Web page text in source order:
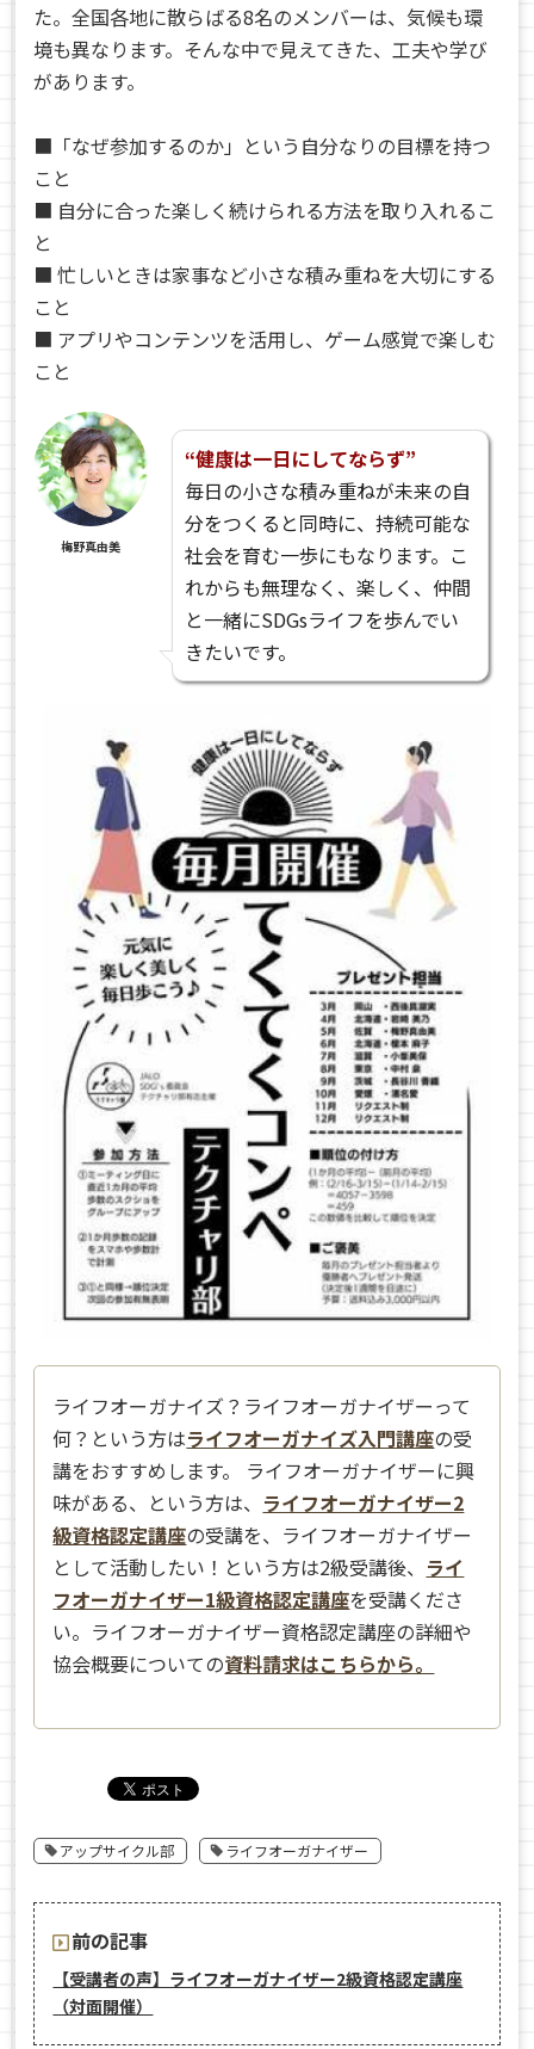
た。全国各地に散らばる8名のメンバーは、気候も環
境も異なります。そんな中で見えてきた、工夫や学び
があります。
■「なぜ参加するのか」という自分なりの目標を持つ
こと
■ 自分に合った楽しく続けられる方法を取り入れるこ
と
■ 忙しいときは家事など小さな積み重ねを大切にする
こと
■ アプリやコンテンツを活用し、ゲーム感覚で楽しむ
こと
梅野真由美
“健康は一日にしてならず”
毎日の小さな積み重ねが未来の自
分をつくると同時に、持続可能な
社会を育む一歩にもなります。こ
れからも無理なく、楽しく、仲間
と一緒にSDGsライフを歩んでい
きたいです。
ライフオーガナイズ？ライフオーガナイザーって
何？という方はライフオーガナイズ入門講座の受
講をおすすめします。 ライフオーガナイザーに興
味がある、という方は、 ライフオーガナイザー2
級資格認定講座の受講を、ライフオーガナイザー
として活動したい！という方は2級受講後、 ライ
フオーガナイザー1級資格認定講座を受講くださ
い。ライフオーガナイザー資格認定講座の詳細や
協会概要についての資料請求はこちらから。
アップサイクル部 ライフオーガナイザー
前の記事
【受講者の声】ライフオーガナイザー2級資格認定講座
（対面開催）